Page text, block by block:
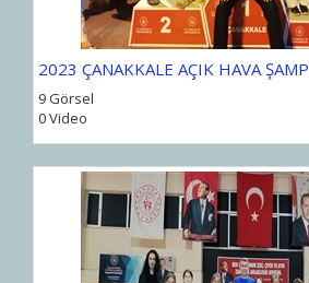
2023 ÇANAKKALE AÇIK HAVA ŞAMP
9 Görsel
0 Video